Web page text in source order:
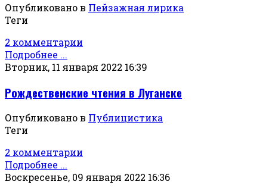
Опубликовано в Пейзажная лирика
Теги
2 комментарии
Подробнее ...
Вторник, 11 января 2022 16:39
Рождественские чтения в Луганске
Опубликовано в Публицистика
Теги
2 комментарии
Подробнее ...
Воскресенье, 09 января 2022 16:36